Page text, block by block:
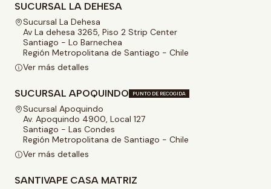
SUCURSAL LA DEHESA
Sucursal La Dehesa
Av La dehesa 3265, Piso 2 Strip Center
Santiago - Lo Barnechea
Región Metropolitana de Santiago - Chile
Ver más detalles
SUCURSAL APOQUINDO PUNTO DE RECOGIDA
Sucursal Apoquindo
Av. Apoquindo 4900, Local 127
Santiago - Las Condes
Región Metropolitana de Santiago - Chile
Ver más detalles
SANTIVAPE CASA MATRIZ